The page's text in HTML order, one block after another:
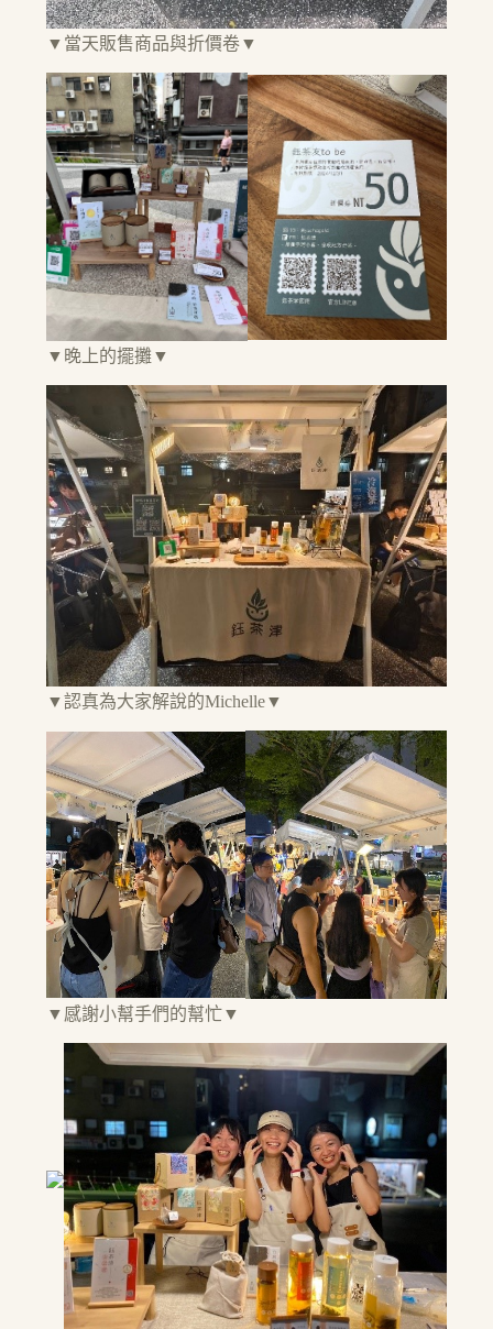
▼當天販售商品與折價卷▼
▼晚上的擺攤▼
▼認真為大家解說的Michelle▼
▼感謝小幫手們的幫忙▼